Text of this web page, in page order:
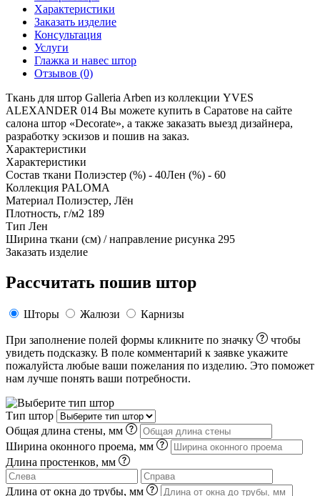
Характеристики
Заказать изделие
Консультация
Услуги
Глажка и навес штор
Отзывов (0)
Ткань для штор Galleria Arben из коллекции YVES
ALEXANDER 014 Вы можете купить в Саратове на сайте
салона штор «Decorate», а также заказать выезд дизайнера,
разработку эскизов и пошив на заказ.
Характеристики
Характеристики
Состав ткани Полиэстер (%) - 40Лен (%) - 60
Коллекция PALOMA
Материал Полиэстер, Лён
Плотность, г/м2 189
Тип Лен
Ширина ткани (см) / направление рисунка 295
Заказать изделие
Рассчитать пошив штор
Шторы Жалюзи Карнизы
При заполнение полей формы кликните по значку
чтобы
увидеть подсказку. В поле комментарий к заявке укажите
пожалуйста любые ваши пожелания по изделию. Это поможет
нам лучше понять ваши потребности.
Тип штор
Общая длина стены, мм
Ширина оконного проема, мм
Длина простенков, мм
Длина от окна до трубы, мм